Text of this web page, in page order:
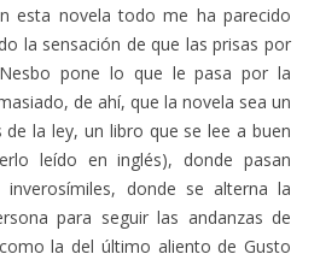
esta novela todo me ha parecido
la sensación de que las prisas por
pone lo que le pasa por la
de ahí, que la novela sea un
la ley, un libro que se lee a buen
leído en inglés), donde pasan
inverosímiles, donde se alterna la
para seguir las andanzas de
la del último aliento de Gusto